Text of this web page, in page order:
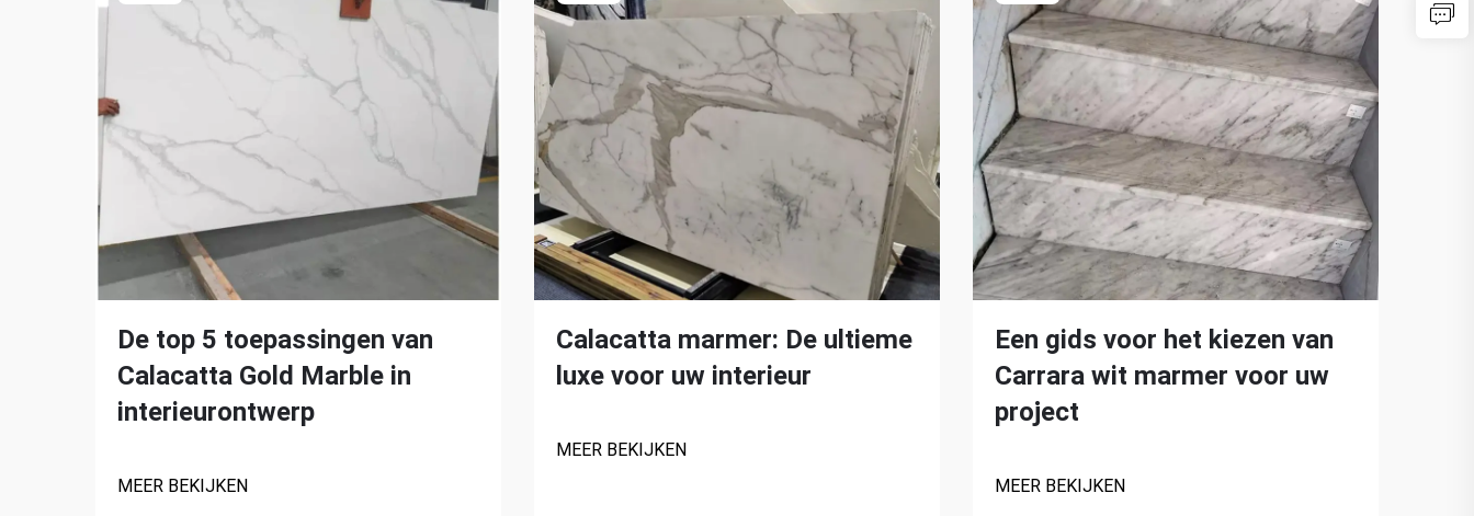
De top 5 toepassingen van
Calacatta Gold Marble in
interieurontwerp
MEER BEKIJKEN
Calacatta marmer: De ultieme
luxe voor uw interieur
MEER BEKIJKEN
Een gids voor het kiezen van
Carrara wit marmer voor uw
project
MEER BEKIJKEN